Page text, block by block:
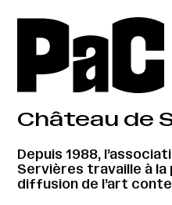
Château de
Depuis 1988,
Servières travaille à
diffusion de l’art